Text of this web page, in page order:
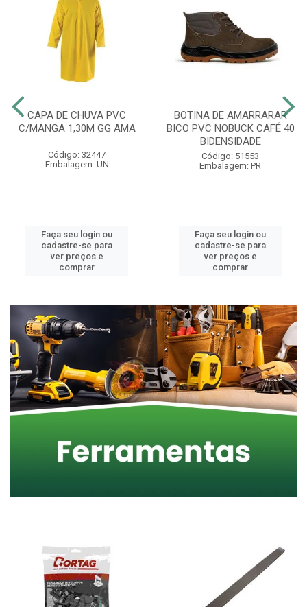
CAPA DE CHUVA PVC
C/MANGA 1,30M GG AMA
Código: 32447
Embalagem: UN
Faça seu login ou
cadastre-se para
ver preços e
comprar
BOTINA DE AMARRARAR
BICO PVC NOBUCK CAFÉ 40
BIDENSIDADE
Código: 51553
Embalagem: PR
Faça seu login ou
cadastre-se para
ver preços e
comprar